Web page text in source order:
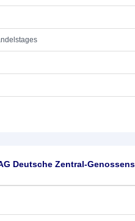
Deutsche Zentral-